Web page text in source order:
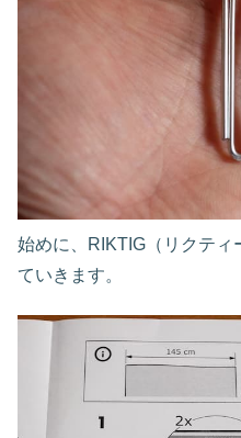
始めに、RIKTIG（リクテ
ていきます。